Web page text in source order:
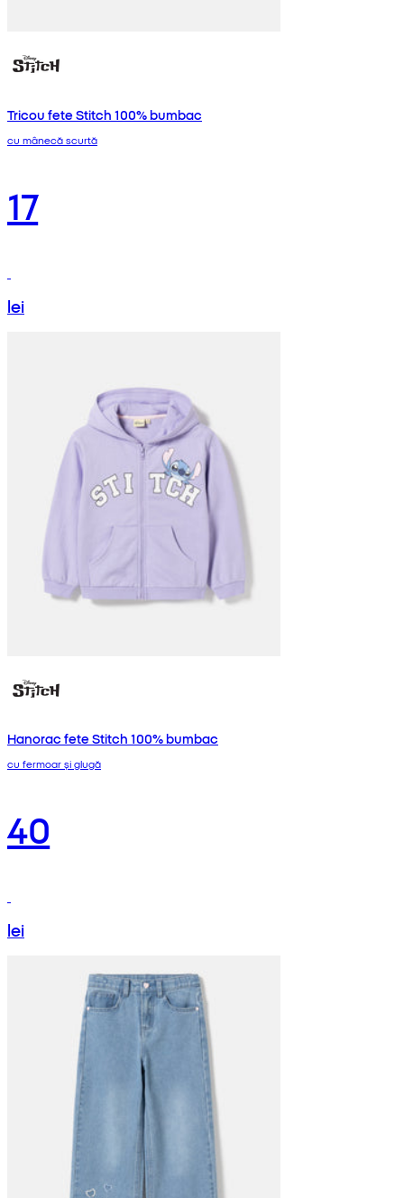
Tricou fete Stitch 100% bumbac
cu mânecă scurtă
17
lei
Hanorac fete Stitch 100% bumbac
cu fermoar și glugă
40
lei